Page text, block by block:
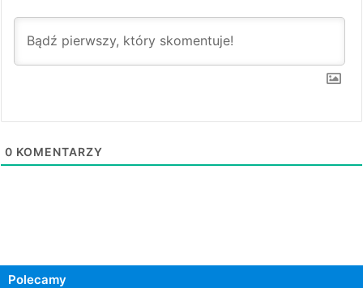
0 KOMENTARZY
Polecamy